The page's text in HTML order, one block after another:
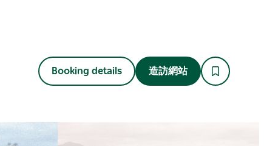
Booking details 造訪網站